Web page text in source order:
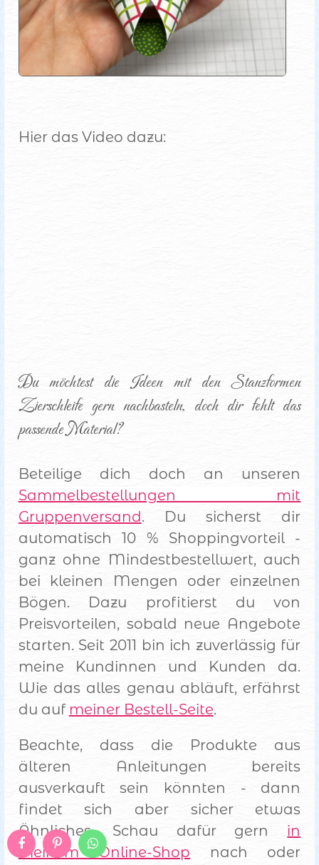
Hier das Video dazu:
Du möchtest die Ideen mit den Stanzformen
Zierschleife gern nachbasteln, doch dir fehlt das
passende Material?
Beteilige dich doch an unseren
Sammelbestellungen mit
Gruppenversand. Du sicherst dir
automatisch 10 % Shoppingvorteil -
ganz ohne Mindestbestellwert, auch
bei kleinen Mengen oder einzelnen
Bögen. Dazu profitierst du von
Preisvorteilen, sobald neue Angebote
starten. Seit 2011 bin ich zuverlässig für
meine Kundinnen und Kunden da.
Wie das alles genau abläuft, erfährst
du auf meiner Bestell-Seite.
Beachte, dass die Produkte aus
älteren Anleitungen bereits
ausverkauft sein könnten - dann
findet sich aber sicher etwas
Ähnliches. Schau dafür gern in
meinem Online-Shop nach oder